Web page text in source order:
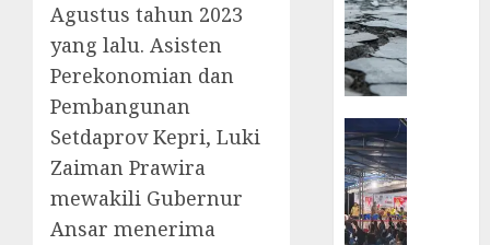
Agustus tahun 2023
yang lalu. Asisten
Perekonomian dan
Pembangunan
Setdaprov Kepri, Luki
Zaiman Prawira
mewakili Gubernur
Ansar menerima